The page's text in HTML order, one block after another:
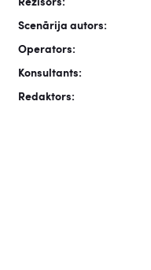
Režisors:
Scenārija autors:
Operators:
Konsultants:
Redaktors: